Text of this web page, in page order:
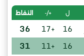
ل +/- النقاط
16
+17
36
16
+11
31